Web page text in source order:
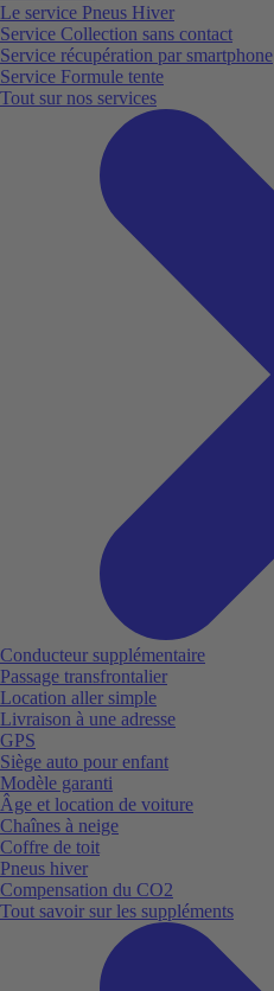
Le service Pneus Hiver
Service Collection sans contact
Service récupération par smartphone
Service Formule tente
Tout sur nos services
Conducteur supplémentaire
Passage transfrontalier
Location aller simple
Livraison à une adresse
GPS
Siège auto pour enfant
Modèle garanti
Âge et location de voiture
Chaînes à neige
Coffre de toit
Pneus hiver
Compensation du CO2
Tout savoir sur les suppléments